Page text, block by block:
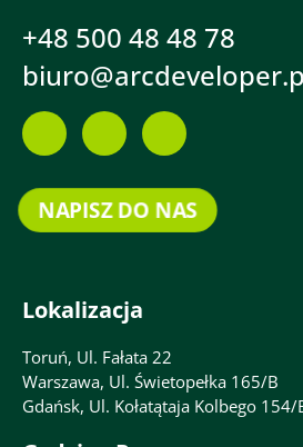
+48 500 48 48 78
NAPISZ DO NAS
Lokalizacja
Toruń, Ul. Fałata 22
Warszawa, Ul. Świetopełka 165/B
Gdańsk, Ul. Kołatątaja Kolbego